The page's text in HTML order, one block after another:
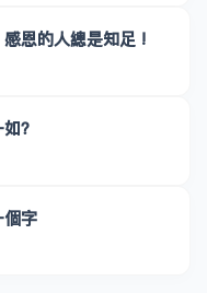
恩的人總是知足 !
？
個字